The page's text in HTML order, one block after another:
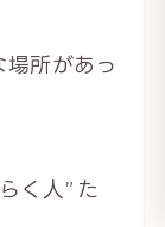
場所があっ
く人”た